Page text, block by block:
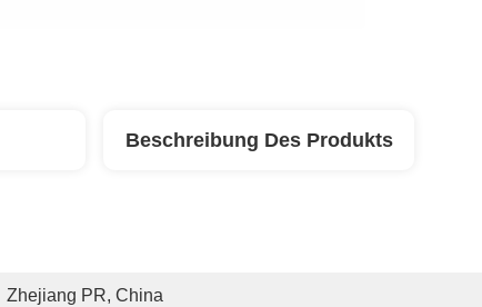
Beschreibung Des Produkts
Zhejiang PR, China